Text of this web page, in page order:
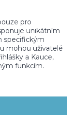
pro
unikátním
specifickým
mohou uživatelé
a Kauce,
funkcím.